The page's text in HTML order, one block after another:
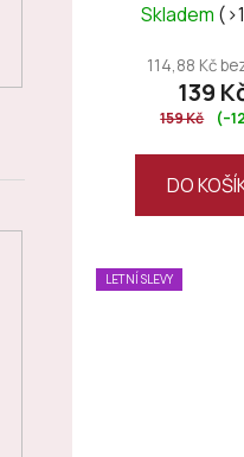
Skladem
114,88 Kč
139
159 Kč
DO
LETNÍ SLEVY